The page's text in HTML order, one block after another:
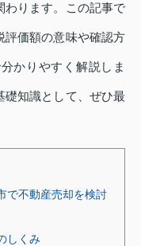
わります。この記事で
評価額の意味や確認方
かりやすく解説しま
礎知識として、ぜひ最
で不動産売却を検討
しくみ